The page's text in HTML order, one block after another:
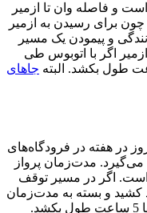
و فاصله وان تا ازمیر
برای رسیدن به ازمیر
به 20 ساعت رانندگی و پیمودن یک مسیر
ازمیر اگر با اتوبوس طی
جاهای
در هفته در فرودگاه‌های
مدت‌زمان پرواز
توقف حدود 3 ساعت است. اگر در مسیر توقف
کشید و بسته به مدت‌زمان